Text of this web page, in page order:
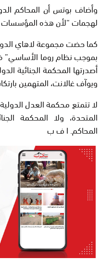
وأضاف بوتس أن المحاكم
لهجمات “لأن هذه المؤسسات
كما حضت مجموعة لاهاي الدول
بموجب نظام روما الأساسي”
أصدرتها المحكمة الجنائية
ويوآف غالانت، المتهمين
لا تتمتع محكمة العدل
المتحدة، ولا المحكمة
المحاكم. ا ف ب